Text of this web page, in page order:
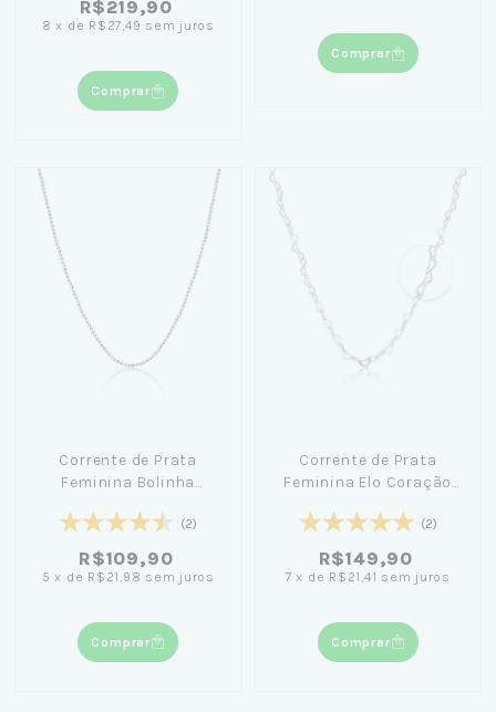
R$219,90
8 x de R$27,49 sem juros
Comprar
Comprar
Corrente de Prata
Feminina Bolinha
(2)
R$109,90
5 x de R$21,98 sem juros
Comprar
Corrente de Prata
Feminina Elo Coração
(2)
R$149,90
7 x de R$21,41 sem juros
Comprar